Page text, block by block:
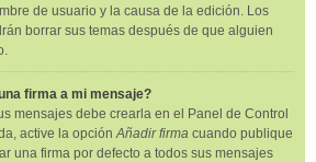
de usuario y la causa de la edición. Los
borrar sus temas después de que alguien
firma a mi mensaje?
mensajes debe crearla en el Panel de Control
active la opciónAñadir firma cuando publique
una firma por defecto a todos sus mensajes